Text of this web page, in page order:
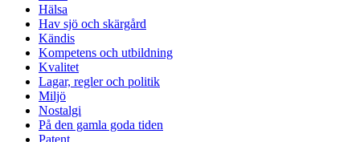
Hälsa
Hav sjö och skärgård
Kändis
Kompetens och utbildning
Kvalitet
Lagar, regler och politik
Miljö
Nostalgi
På den gamla goda tiden
Patent